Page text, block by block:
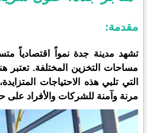
مقدمة:
تشهد مدينة جدة نمواً اقتصادياً
مساحات التخزين المختلفة. تعتبر
التي تلبي هذه الاحتياجات
مرنة وآمنة للشركات والأفراد على